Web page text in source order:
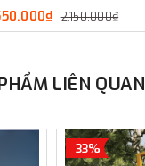
LL1803
2.150.000₫
LIÊN QUAN
33%